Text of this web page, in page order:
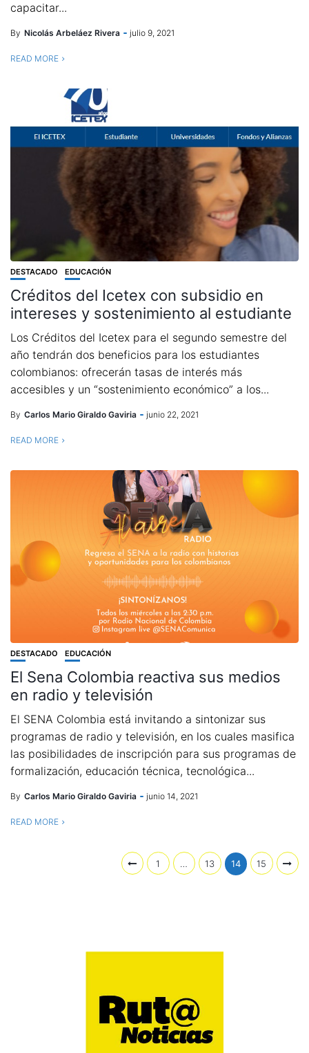
capacitar...
By Nicolás Arbeláez Rivera julio 9, 2021
READ MORE
DESTACADO EDUCACIÓN
Créditos del Icetex con subsidio en
intereses y sostenimiento al estudiante
Los Créditos del Icetex para el segundo semestre del
año tendrán dos beneficios para los estudiantes
colombianos: ofrecerán tasas de interés más
accesibles y un “sostenimiento económico” a los...
By Carlos Mario Giraldo Gaviria junio 22, 2021
READ MORE
DESTACADO EDUCACIÓN
El Sena Colombia reactiva sus medios
en radio y televisión
El SENA Colombia está invitando a sintonizar sus
programas de radio y televisión, en los cuales masifica
las posibilidades de inscripción para sus programas de
formalización, educación técnica, tecnológica...
By Carlos Mario Giraldo Gaviria junio 14, 2021
READ MORE
1 … 13 14 15